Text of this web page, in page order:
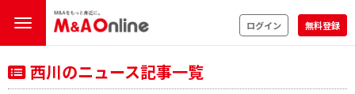
ログイン 無料登録
西川のニュース記事一覧